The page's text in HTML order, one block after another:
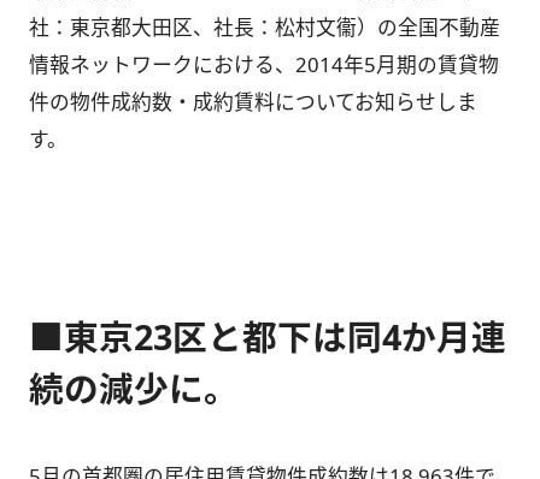
社：東京都大田区、社長：松村文衞）の全国不動産
情報ネットワークにおける、2014年5月期の賃貸物
件の物件成約数・成約賃料についてお知らせしま
す。
■東京23区と都下は同4か月連
続の減少に。